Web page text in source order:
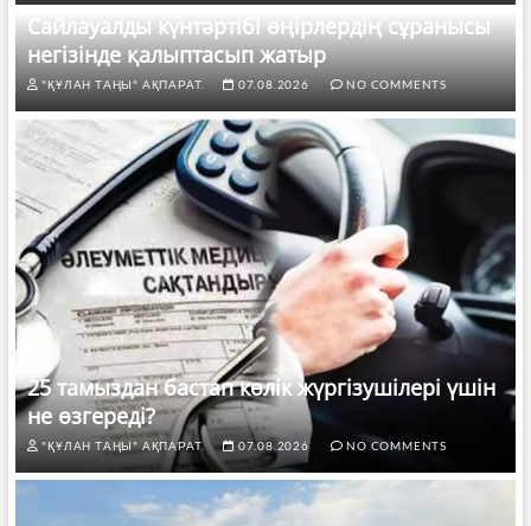
Сайлауалды күнтәртібі өңірлердің сұранысы
негізінде қалыптасып жатыр
"ҚҰЛАН ТАҢЫ" АҚПАРАТ. 07.08.2026 NO COMMENTS
25 тамыздан бастап көлік жүргізушілері үшін
не өзгереді?
"ҚҰЛАН ТАҢЫ" АҚПАРАТ. 07.08.2026 NO COMMENTS